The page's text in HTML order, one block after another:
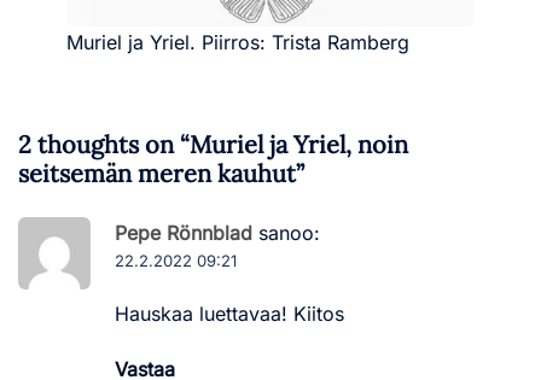
Muriel ja Yriel. Piirros: Trista Ramberg
2 thoughts on “Muriel ja Yriel, noin
seitsemän meren kauhut”
Pepe Rönnblad sanoo:
22.2.2022 09:21
Hauskaa luettavaa! Kiitos
Vastaa